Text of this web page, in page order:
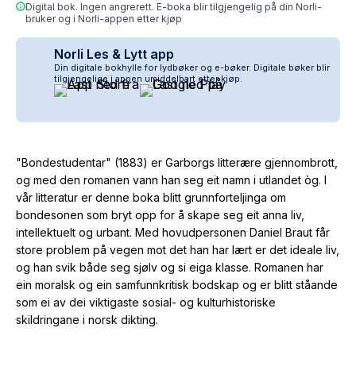
Digital bok. Ingen angrerett. E-boka blir tilgjengelig på din Norli-
bruker og i Norli-appen etter kjøp
Norli Les & Lytt app
Din digitale bokhylle for lydbøker og e-bøker. Digitale bøker blir
tilgjengelige i appen umiddelbart etter kjøp.
"Bondestudentar" (1883) er Garborgs litterære gjennombrott,
og med den romanen vann han seg eit namn i utlandet òg. I
vår litteratur er denne boka blitt grunnforteljinga om
bondesonen som bryt opp for å skape seg eit anna liv,
intellektuelt og urbant. Med hovudpersonen Daniel Braut får
store problem på vegen mot det han har lært er det ideale liv,
og han svik både seg sjølv og si eiga klasse. Romanen har
ein moralsk og ein samfunnkritisk bodskap og er blitt ståande
som ei av dei viktigaste sosial- og kulturhistoriske
skildringane i norsk dikting.